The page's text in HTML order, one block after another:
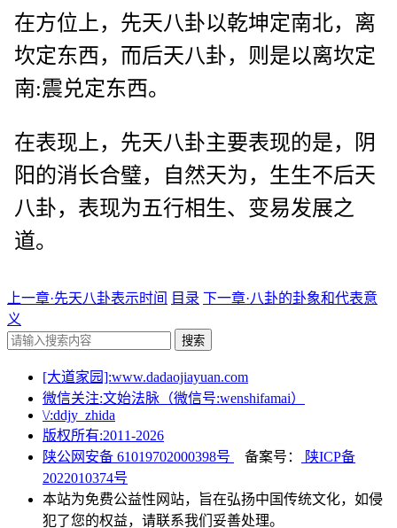
在方位上，先天八卦以乾坤定南北，离
坎定东西，而后天八卦，则是以离坎定
南:震兑定东西。
在表现上，先天八卦主要表现的是，阴
阳的消长合璧，自然天为，生生不后天
八卦，表现为五行相生、变易发展之
道。
上一章·先天八卦表示时间 目录 下一章·八卦的卦象和代表意
义
搜索
[大道家园]:www.dadaojiayuan.com
微信关注:文始法脉（微信号:wenshifamai）
\/:ddjy_zhida
版权所有:2011-2026
陕公网安备 61019702000398号
备案号：
陕ICP备
2022010374号
本站为免费公益性网站，旨在弘扬中国传统文化，如侵
犯了您的权益，请联系我们妥善处理。